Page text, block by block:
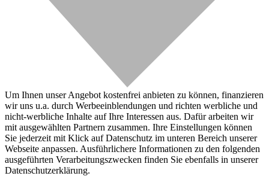
Um Ihnen unser Angebot kostenfrei anbieten zu können, finanzieren
wir uns u.a. durch Werbeeinblendungen und richten werbliche und
nicht-werbliche Inhalte auf Ihre Interessen aus. Dafür arbeiten wir
mit ausgewählten Partnern zusammen. Ihre Einstellungen können
Sie jederzeit mit Klick auf Datenschutz im unteren Bereich unserer
Webseite anpassen. Ausführlichere Informationen zu den folgenden
ausgeführten Verarbeitungszwecken finden Sie ebenfalls in unserer
Datenschutzerklärung.